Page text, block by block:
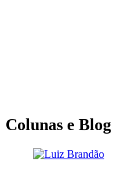
Colunas e Blog